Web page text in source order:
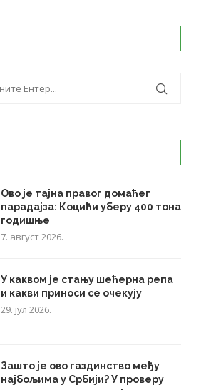
Ово је тајна правог домаћег
парадајза: Коцићи уберу 400 тона
годишње
7. август 2026.
У каквом је стању шећерна репа
и какви приноси се очекују
29. јул 2026.
Зашто је ово газдинство међу
најбољима у Србији? У проверу